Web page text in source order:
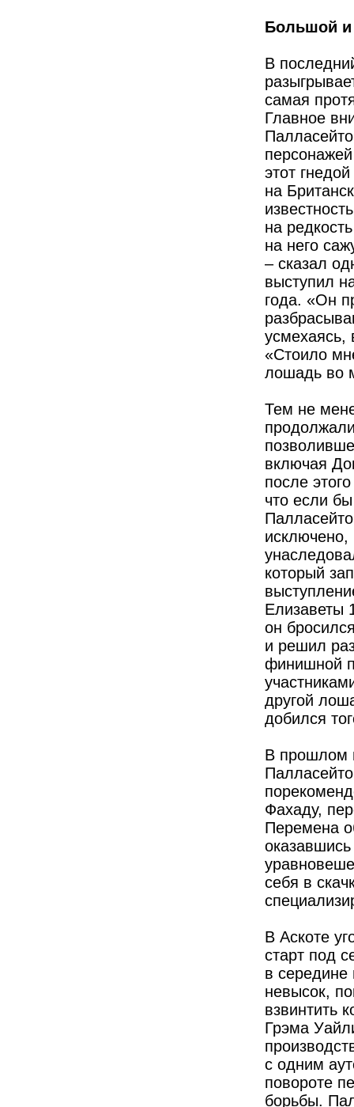
Большой
В
самая
Главное
этот
на
на
на него
– сказал
выступил
года. «Он
усмехаясь,
«Стоило
лошадь во
Тем не
включая
после
что если
исключено,
который
Елизаветы
он
и решил
финишной
другой
добился
В прошлом
Фаха­ду,
Перемена
себя в
В Аскоте
старт под
в середине
невысок,
взвинтить
Грэма
с одним
повороте
борьбы.